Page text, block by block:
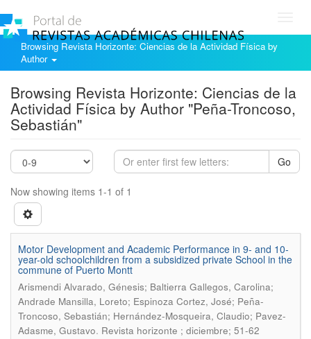
Browsing Revista Horizonte: Ciencias de la Actividad Física by
Author
Browsing Revista Horizonte: Ciencias de la
Actividad Física by Author "Peña-Troncoso,
Sebastián"
Go
Now showing items 1-1 of 1
Motor Development and Academic Performance in 9- and 10-
year-old schoolchildren from a subsidized private School in the
commune of Puerto Montt
Arismendi Alvarado, Génesis; Baltierra Gallegos, Carolina;
Andrade Mansilla, Loreto; Espinoza Cortez, José; Peña-
Troncoso, Sebastián; Hernández-Mosqueira, Claudio; Pavez-
Adasme, Gustavo. Revista horizonte ; diciembre; 51-62